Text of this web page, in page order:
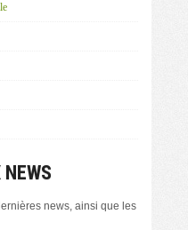
news, ainsi que les